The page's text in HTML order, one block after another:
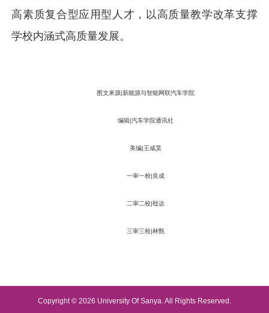
高素质复合型应用型人才，以高质量教学改革支撑
学校内涵式高质量发展。
图文来源|新能源与智能网联汽车学院
编辑|汽车学院通讯社
美编|王咸昊
一审一校|良成
二审二校|嵇达
三审三校|林甄
Copyright © 2026 University Of Sanya. All Rights Reserved.